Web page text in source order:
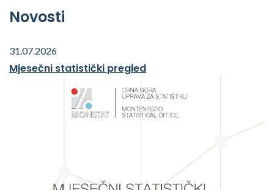
Novosti
31.07.2026
Mjesečni statistički pregled